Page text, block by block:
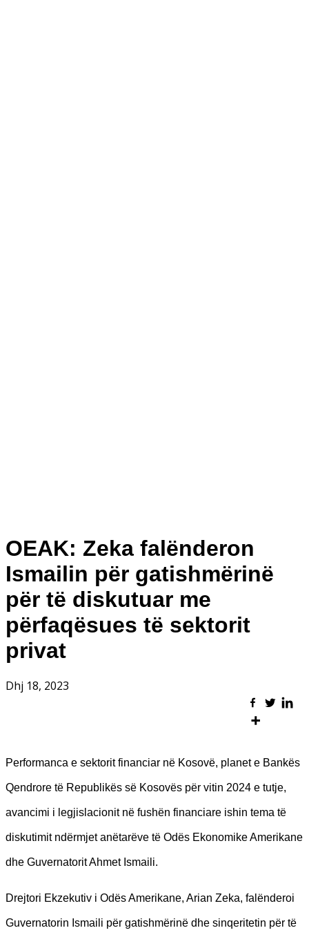
OEAK: Zeka falënderon
Ismailin për gatishmërinë
për të diskutuar me
përfaqësues të sektorit
privat
Dhj 18, 2023
Performanca e sektorit financiar në Kosovë, planet e Bankës
Qendrore të Republikës së Kosovës për vitin 2024 e tutje,
avancimi i legjislacionit në fushën financiare ishin tema të
diskutimit ndërmjet anëtarëve të Odës Ekonomike Amerikane
dhe Guvernatorit Ahmet Ismaili.
Drejtori Ekzekutiv i Odës Amerikane, Arian Zeka, falënderoi
Guvernatorin Ismaili për gatishmërinë dhe sinqeritetin për të